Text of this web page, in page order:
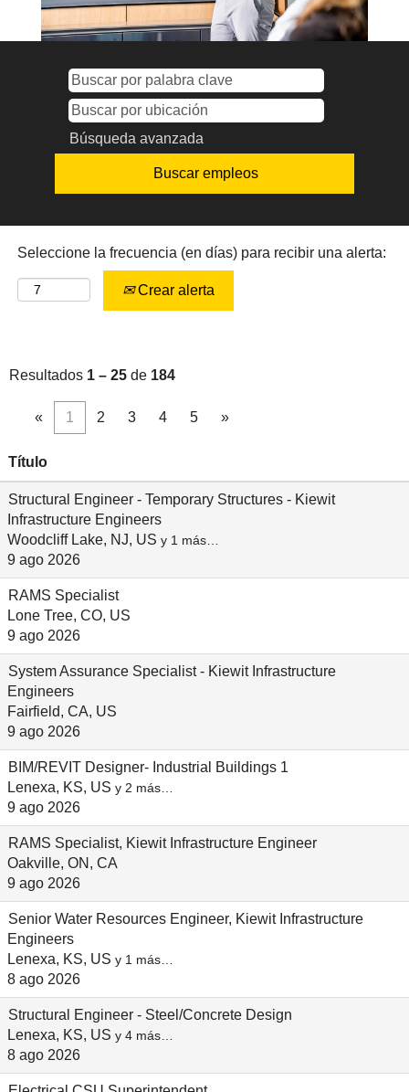
Búsqueda avanzada
Seleccione la frecuencia (en días) para recibir una alerta:
Crear alerta
Resultados 1 – 25 de 184
« 1 2 3 4 5 »
Título
Structural Engineer - Temporary Structures - Kiewit
Infrastructure Engineers
Woodcliff Lake, NJ, US y 1 más…
9 ago 2026
RAMS Specialist
Lone Tree, CO, US
9 ago 2026
System Assurance Specialist - Kiewit Infrastructure
Engineers
Fairfield, CA, US
9 ago 2026
BIM/REVIT Designer- Industrial Buildings 1
Lenexa, KS, US y 2 más…
9 ago 2026
RAMS Specialist, Kiewit Infrastructure Engineer
Oakville, ON, CA
9 ago 2026
Senior Water Resources Engineer, Kiewit Infrastructure
Engineers
Lenexa, KS, US y 1 más…
8 ago 2026
Structural Engineer - Steel/Concrete Design
Lenexa, KS, US y 4 más…
8 ago 2026